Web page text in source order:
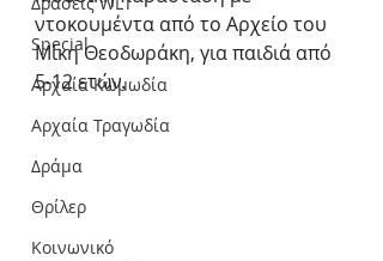
Special
Αρχαία Κωμωδία
Αρχαία Τραγωδία
Δράμα
Θρίλερ
Κοινωνικό
ντοκουμέντα από το Αρχείο του
Μίκη Θεοδωράκη, για παιδιά από
5-12 ετών.